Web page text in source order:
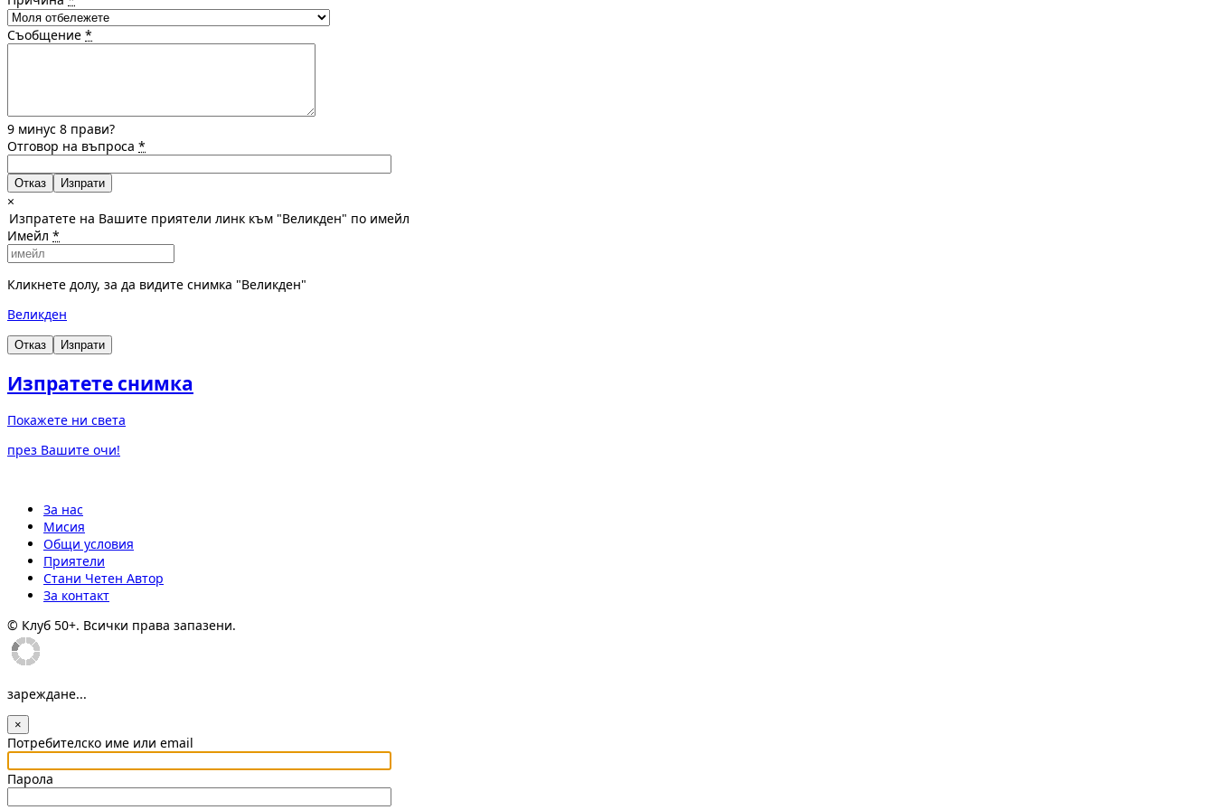
Съобщение *
9 минус 8 прави?
Отговор на въпроса *
Отказ
×
Изпратете на Вашите приятели линк към "Великден" по имейл
Имейл *
Кликнете долу, за да видите снимка "Великден"
Великден
Отказ Изпрати
Изпратете снимка
Покажете ни света
през Вашите очи!
За нас
Мисия
Общи условия
Приятели
Стани Четен Автор
За контакт
© Клуб 50+. Всички права запазени.
зареждане...
×
Потребителско име или email
Парола